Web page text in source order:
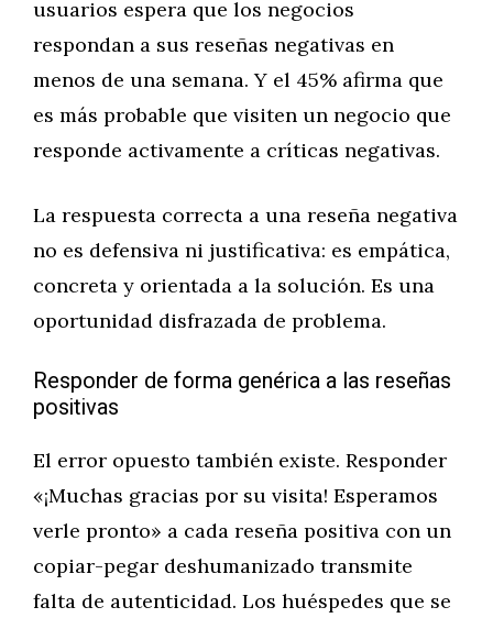
usuarios espera que los negocios
respondan a sus reseñas negativas en
menos de una semana. Y el 45% afirma que
es más probable que visiten un negocio que
responde activamente a críticas negativas.
La respuesta correcta a una reseña negativa
no es defensiva ni justificativa: es empática,
concreta y orientada a la solución. Es una
oportunidad disfrazada de problema.
Responder de forma genérica a las reseñas
positivas
El error opuesto también existe. Responder
«¡Muchas gracias por su visita! Esperamos
verle pronto» a cada reseña positiva con un
copiar-pegar deshumanizado transmite
falta de autenticidad. Los huéspedes que se